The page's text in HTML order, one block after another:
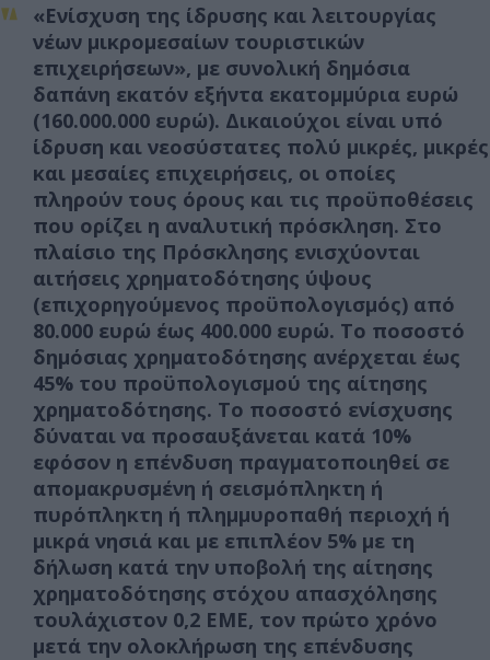
«Ενίσχυση της ίδρυσης και λειτουργίας
νέων μικρομεσαίων τουριστικών
επιχειρήσεων», με συνολική δημόσια
δαπάνη εκατόν εξήντα εκατομμύρια ευρώ
(160.000.000 ευρώ). Δικαιούχοι είναι υπό
ίδρυση και νεοσύστατες πολύ μικρές, μικρές
και μεσαίες επιχειρήσεις, οι οποίες
πληρούν τους όρους και τις προϋποθέσεις
που ορίζει η αναλυτική πρόσκληση. Στο
πλαίσιο της Πρόσκλησης ενισχύονται
αιτήσεις χρηματοδότησης ύψους
(επιχορηγούμενος προϋπολογισμός) από
80.000 ευρώ έως 400.000 ευρώ. Το ποσοστό
δημόσιας χρηματοδότησης ανέρχεται έως
45% του προϋπολογισμού της αίτησης
χρηματοδότησης. Το ποσοστό ενίσχυσης
δύναται να προσαυξάνεται κατά 10%
εφόσον η επένδυση πραγματοποιηθεί σε
απομακρυσμένη ή σεισμόπληκτη ή
πυρόπληκτη ή πλημμυροπαθή περιοχή ή
μικρά νησιά και με επιπλέον 5% με τη
δήλωση κατά την υποβολή της αίτησης
χρηματοδότησης στόχου απασχόλησης
τουλάχιστον 0,2 ΕΜΕ, τον πρώτο χρόνο
μετά την ολοκλήρωση της επένδυσης